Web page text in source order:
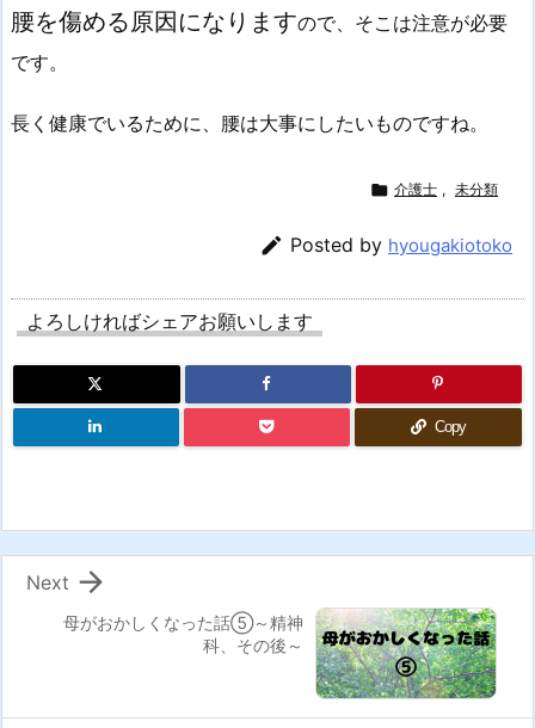
腰を傷める原因になりますので、そこは注意が必要
です。
長く健康でいるために、腰は大事にしたいものですね。
 介護士 , 未分類
 Posted by hyougakiotoko
よろしければシェアお願いします
Copy
母がおかしくなった話⑤～精神
科、その後～

Next